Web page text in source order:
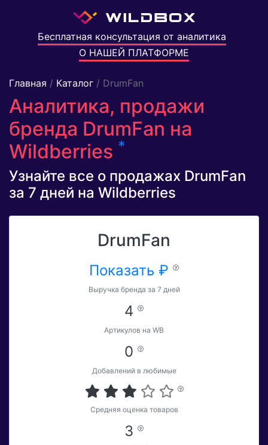
Бесплатная консультация от аналитика
О НАШЕЙ ПЛАТФОРМЕ
Главная / Каталог / DrumFan
Аналитика, продажи
бренда DrumFan на
Wildberries *
Узнайте все о продажах DrumFan
за 7 дней на Wildberries
DrumFan
Показать ₽
Выручка бренда за 7 дней
4
Артикулов на WB
0
Добавлений в любимые
Средняя оценка товаров
3